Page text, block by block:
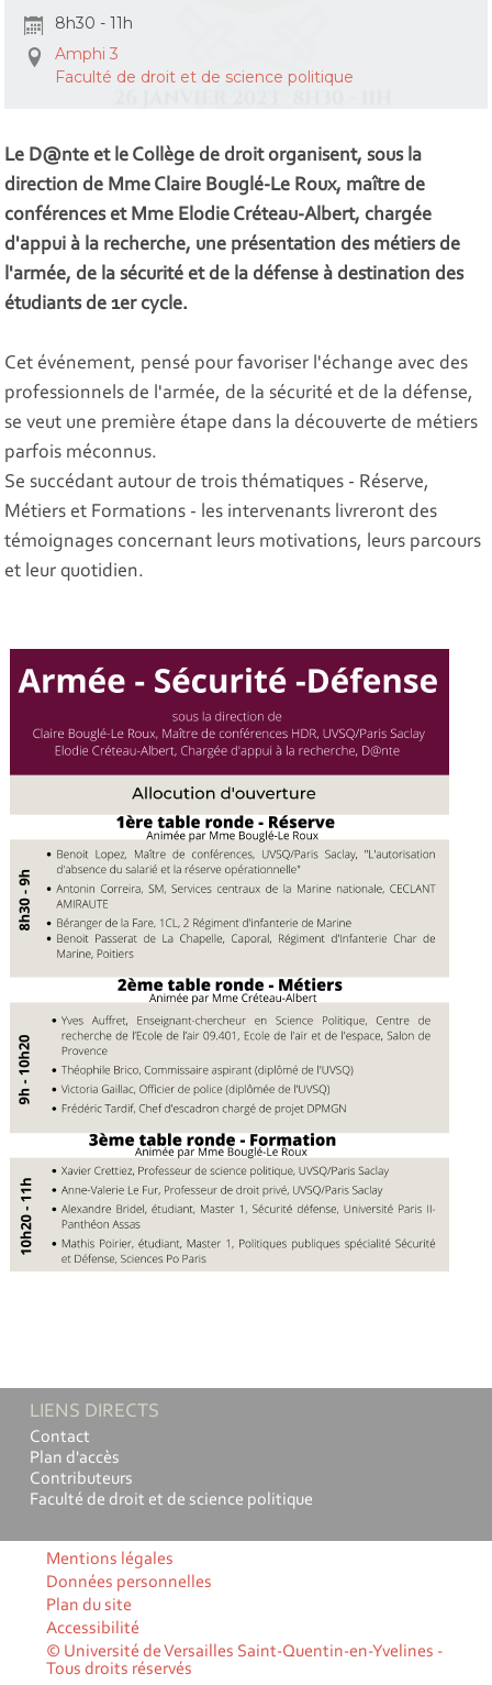
8h30 - 11h
Amphi 3
Faculté de droit et de science politique
Le D@nte et le Collège de droit organisent, sous la
direction de Mme Claire Bouglé-Le Roux, maître de
conférences et Mme Elodie Créteau-Albert, chargée
d'appui à la recherche, une présentation des métiers de
l'armée, de la sécurité et de la défense à destination des
étudiants de 1er cycle.
Cet événement, pensé pour favoriser l'échange avec des
professionnels de l'armée, de la sécurité et de la défense,
se veut une première étape dans la découverte de métiers
parfois méconnus.
Se succédant autour de trois thématiques - Réserve,
Métiers et Formations - les intervenants livreront des
témoignages concernant leurs motivations, leurs parcours
et leur quotidien.
LIENS DIRECTS
Contact
Plan d'accès
Contributeurs
Faculté de droit et de science politique
Mentions légales
Données personnelles
Plan du site
Accessibilité
© Université de Versailles Saint-Quentin-en-Yvelines -
Tous droits réservés